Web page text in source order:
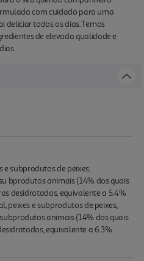
com cuidado para uma
deliciar todos os dias.Temos
de elevada qualidade e
e subprodutos de peixes,
bprodutos animais (14% dos quais
desidratadas, equivalente a 5.4%
peixes e subprodutos de peixes,
animais (14% dos quais
equivalente a 6.3%